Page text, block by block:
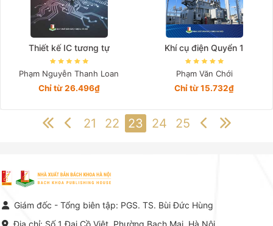
Thiết kế IC tương tự
Phạm Nguyễn Thanh Loan
Chỉ từ 26.496₫
Khí cụ điện Quyển 1
Phạm Văn Chới
Chỉ từ 15.732₫
21 22 23 24 25
Giám đốc - Tổng biên tập: PGS. TS. Bùi Đức Hùng
Địa chỉ: Số 1 Đại Cồ Việt, Phường Bạch Mai, Hà Nội